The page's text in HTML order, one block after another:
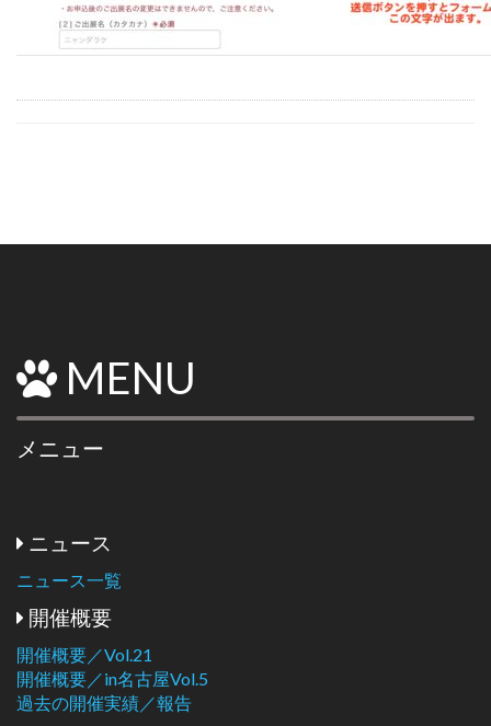
MENU
メニュー
ニュース
ニュース一覧
開催概要
開催概要／Vol.21
開催概要／in名古屋Vol.5
過去の開催実績／報告